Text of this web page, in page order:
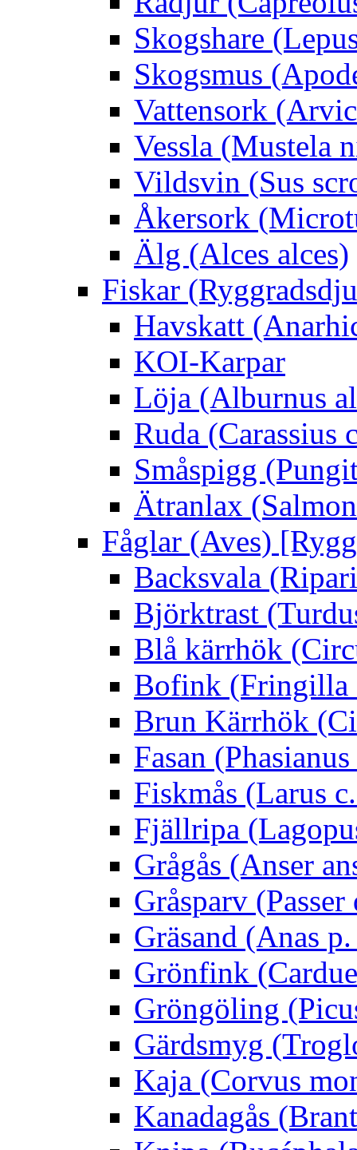
Skogshare
Skogsmus
Vattensork
Vessla (Mustela
Vildsvin (Sus
Åkersork
Älg (Alces alces)
Fiskar
Havskatt
KOI-Karpar
Löja (Alburnus
Ruda (Carassius
Småspigg
Ätranlax
Fåglar (Aves)
Backsvala
Björktrast
Blå kärrhök
Bofink (Fringilla
Brun Kärrhök
Fasan
Fiskmås (Larus
Fjällripa
Grågås (Anser
Gråsparv
Gräsand (Anas
Grönfink
Gröngöling
Gärdsmyg
Kaja (Corvus
Kanadagås